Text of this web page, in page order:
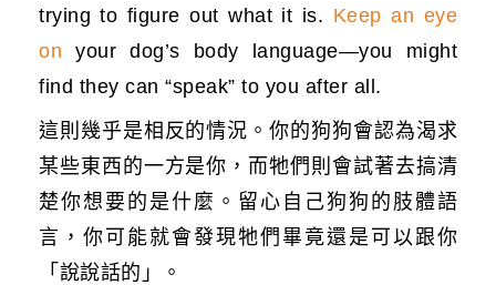
trying to figure out what it is. Keep an eye
on your dog’s body language—you might
find they can “speak” to you after all.
這則幾乎是相反的情況。你的狗狗會認為渴求
某些東西的一方是你，而牠們則會試著去搞清
楚你想要的是什麼。留心自己狗狗的肢體語
言，你可能就會發現牠們畢竟還是可以跟你
「說說話的」。